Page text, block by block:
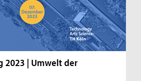
2023 | Umwelt der